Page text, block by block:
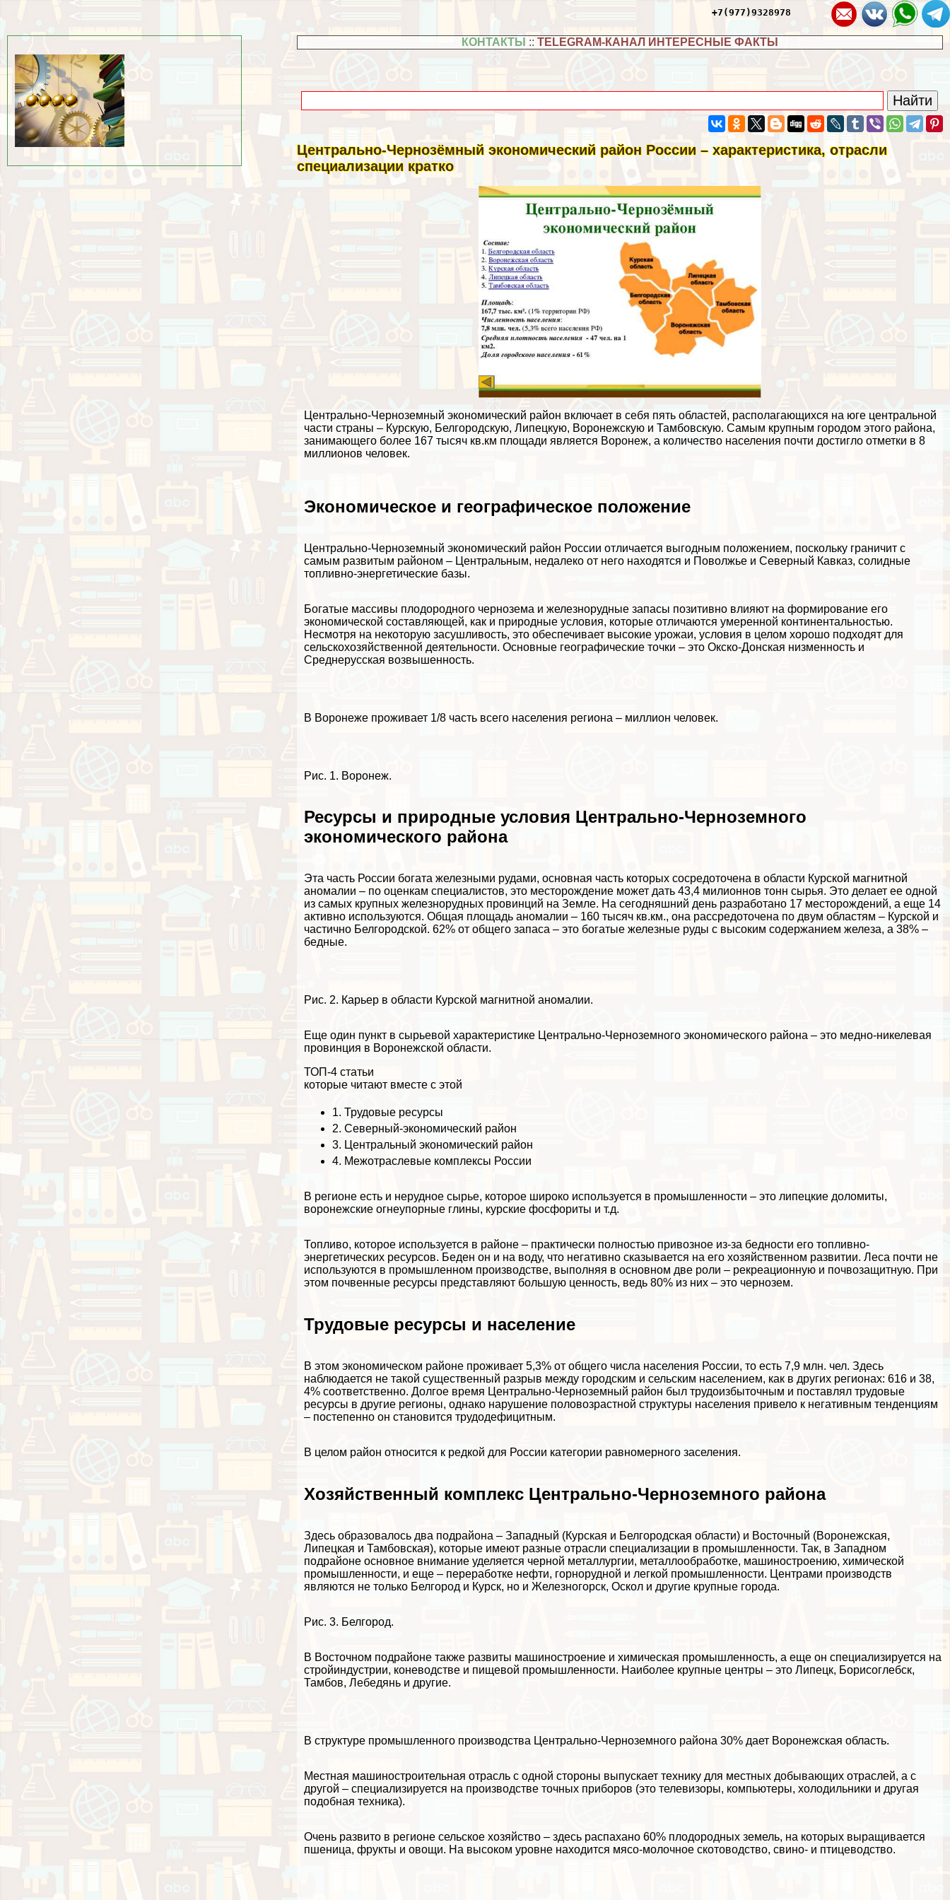
+7(977)9328978
КОНТАКТЫ ::TELEGRAM-КАНАЛ ИНТЕРЕСНЫЕ ФАКТЫ
Центрально-Чернозёмный экономический район России – хаpaктеристика, отрасли
специализации кратко
Центрально-Черноземный экономический район включает в себя пять областей, располагающихся на юге центральной
части страны – Курскую, Белгородскую, Липецкую, Воронежскую и Тамбовскую. Самым крупным городом этого района,
занимающего более 167 тысяч кв.км площади является Воронеж, а количество населения почти достигло отметки в 8
миллионов человек.
Экономическое и географическое положение
Центрально-Черноземный экономический район России отличается выгодным положением, поскольку граничит с
самым развитым районом – Центральным, недалеко от него находятся и Поволжье и Северный Кавказ, солидные
топливно-энергетические базы.
Богатые массивы плодородного чернозема и железнорудные запасы позитивно влияют на формирование его
экономической составляющей, как и природные условия, которые отличаются умеренной континентальностью.
Несмотря на некоторую засушливость, это обеспечивает высокие урожаи, условия в целом хорошо подходят для
сельскохозяйственной деятельности. Основные географические точки – это Окско-Донская низменность и
Среднерусская возвышенность.
В Воронеже проживает 1/8 часть всего населения региона – миллион человек.
Рис. 1. Воронеж.
Ресурсы и природные условия Центрально-Черноземного
экономического района
Эта часть России богата железными рудами, основная часть которых сосредоточена в области Курской магнитной
аномалии – по оценкам специалистов, это месторождение может дать 43,4 милионнов тонн сырья. Это делает ее одной
из самых крупных железнорудных провинций на Земле. На сегодняшний день разработано 17 месторождений, а еще 14
активно используются. Общая площадь аномалии – 160 тысяч кв.км., она рассредоточена по двум областям – Курской и
частично Белгородской. 62% от общего запаса – это богатые железные руды с высоким содержанием железа, а 38% –
бедные.
Рис. 2. Карьер в области Курской магнитной аномалии.
Еще один пункт в сырьевой хаpaктеристике Центрально-Черноземного экономического района – это медно-никелевая
провинция в Воронежской области.
ТОП-4 статьи
которые читают вместе с этой
1. Трудовые ресурсы
2. Северный-экономический район
3. Центральный экономический район
4. Межотраслевые комплексы России
В регионе есть и нерудное сырье, которое широко используется в промышленности – это липецкие доломиты,
воронежские огнеупopные глины, курские фосфориты и т.д.
Топливо, которое используется в районе – пpaктически полностью привозное из-за бедности его топливно-
энергетических ресурсов. Беден он и на воду, что негативно сказывается на его хозяйственном развитии. Леса почти не
используются в промышленном производстве, выполняя в основном две роли – рекреационную и почвозащитную. При
этом почвенные ресурсы представляют большую ценность, ведь 80% из них – это чернозем.
Трудовые ресурсы и население
В этом экономическом районе проживает 5,3% от общего числа населения России, то есть 7,9 млн. чел. Здесь
наблюдается не такой существенный разрыв между городским и сельским населением, как в других регионах: 616 и 38,
4% соответственно. Долгое время Центрально-Черноземный район был трудоизбыточным и поставлял трудовые
ресурсы в другие регионы, однако нарушение пoлoвoзрастной структуры населения привело к негативным тенденциям
– постепенно он становится трудодефицитным.
В целом район относится к редкой для России категории равномерного заселения.
Хозяйственный комплекс Центрально-Черноземного района
Здесь образовалось два подрайона – Западный (Курская и Белгородская области) и Восточный (Воронежская,
Липецкая и Тамбовская), которые имеют разные отрасли специализации в промышленности. Так, в Западном
подрайоне основное внимание уделяется черной металлургии, металлообработке, машиностроению, химической
промышленности, и еще – переработке нефти, горнорудной и легкой промышленности. Центрами производств
являются не только Белгород и Курск, но и Железногорск, Оскол и другие крупные города.
Рис. 3. Белгород.
В Восточном подрайоне также развиты машиностроение и химическая промышленность, а еще он специализируется на
стройиндустрии, коневодстве и пищевой промышленности. Наиболее крупные центры – это Липецк, Борисоглебск,
Тамбов, Лебедянь и другие.
В структуре промышленного производства Центрально-Черноземного района 30% дает Воронежская область.
Местная машиностроительная отрасль с одной стороны выпускает технику для местных добывающих отраслей, а с
другой – специализируется на производстве точных приборов (это телевизоры, компьютеры, холодильники и другая
подобная техника).
Очень развито в регионе сельское хозяйство – здесь распахано 60% плодородных земель, на которых выращивается
пшеница, фрукты и овощи. На высоком уровне находится мясо-молочное скотоводство, свино- и птицеводство.